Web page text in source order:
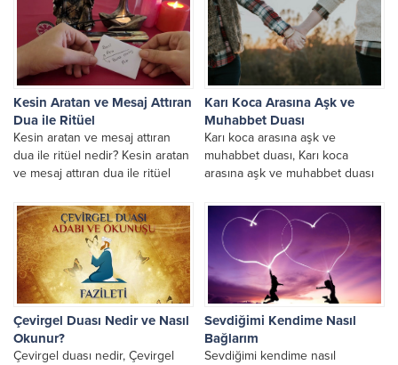
Kesin Aratan ve Mesaj Attıran
Dua ile Ritüel
Kesin aratan ve mesaj attıran
dua ile ritüel nedir? Kesin aratan
ve mesaj attıran dua ile ritüel
Karı Koca Arasına Aşk ve
Muhabbet Duası
Karı koca arasına aşk ve
muhabbet duası, Karı koca
arasına aşk ve muhabbet duası
aşk...
Çevirgel Duası Nedir ve Nasıl
Okunur?
Çevirgel duası nedir, Çevirgel
Sevdiğimi Kendime Nasıl
Bağlarım
Sevdiğimi kendime nasıl